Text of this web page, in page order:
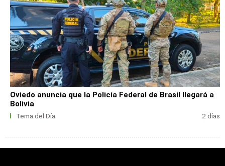
Oviedo anuncia que la Policía Federal de Brasil llegará a
Bolivia
Tema del Día 2 días